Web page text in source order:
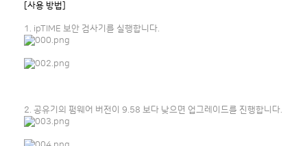
[사용 방법]
1. ipTIME 보안 검사기를 실행합니다.
2. 공유기의 펌웨어 버전이 9.58 보다 낮으면 업그레이드를 진행합니다.